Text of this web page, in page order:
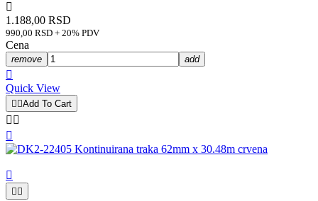

1.188,00 RSD
990,00 RSD + 20% PDV
Cena
remove add

Quick View
 Add To Cart
 


 